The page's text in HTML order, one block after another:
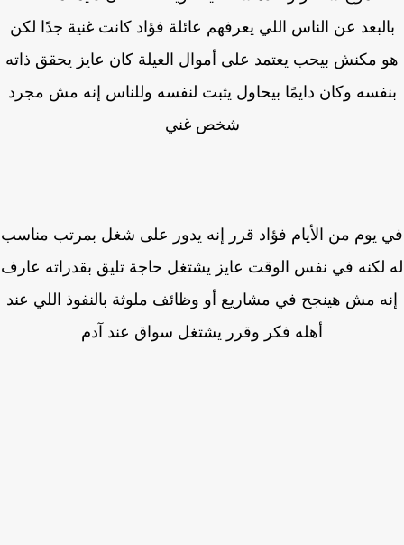
عن الناس اللي يعرفهم عائلة فؤاد كانت غنية جدًا لكن
مكنش بيحب يعتمد على أموال العيلة كان عايز يحقق ذاته
وكان دايمًا بيحاول يثبت لنفسه وللناس إنه مش مجرد
شخص غني
يوم من الأيام فؤاد قرر إنه يدور على شغل بمرتب مناسب
لكنه في نفس الوقت عايز يشتغل حاجة تليق بقدراته عارف
مش هينجح في مشاريع أو وظائف ملوثة بالنفوذ اللي عند
أهله فكر وقرر يشتغل سواق عند آدم